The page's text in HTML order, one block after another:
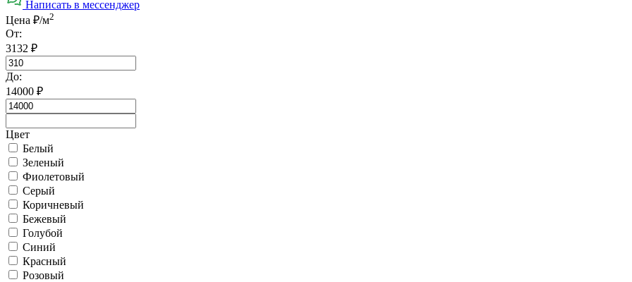
Написать в мессенджер
Цена ₽/м2
От:
3132 ₽
До:
14000 ₽
Цвет
Белый
Зеленый
Фиолетовый
Серый
Коричневый
Бежевый
Голубой
Синий
Красный
Розовый